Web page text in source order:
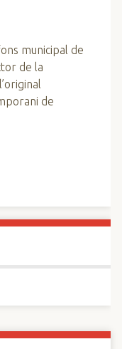
municipal de
de la
de